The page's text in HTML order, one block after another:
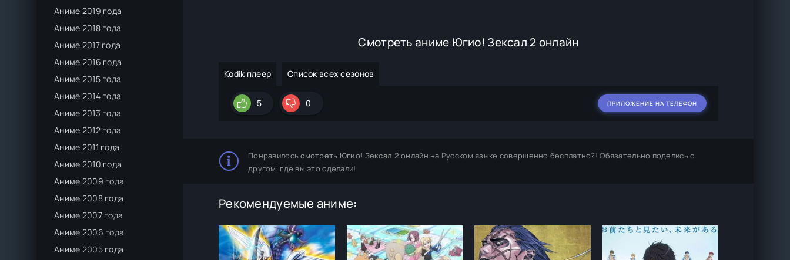
Аниме 2019 года
Аниме 2018 года
Аниме 2017 года
Аниме 2016 года
Аниме 2015 года
Аниме 2014 года
Аниме 2013 года
Аниме 2012 года
Аниме 2011 года
Аниме 2010 года
Аниме 2009 года
Аниме 2008 года
Аниме 2007 года
Аниме 2006 года
Аниме 2005 года
Смотреть аниме Югио! Зексал 2 онлайн
Kodik плеер Список всех сезонов
5 0 ПРИЛОЖЕНИЕ НА ТЕЛЕФОН
Понравилосьсмотреть Югио! Зексал 2 онлайн на Русском языке совершенно бесплатно?! Обязательно поделись с
другом, где вы это сделали!
Рекомендуемые аниме: